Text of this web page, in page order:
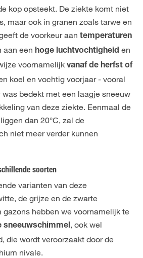
kop opsteekt. De ziekte komt niet
maar ook in granen zoals tarwe en
de voorkeur aan temperaturen
aan een hoge luchtvochtigheid en
voornamelijk vanaf de herfst of
koel en vochtig voorjaar - vooral
bedekt met een laagje sneeuw
van deze ziekte. Eenmaal de
dan 20°C, zal de
niet meer verder kunnen
soorten
varianten van deze
de grijze en de zwarte
hebben we voornamelijk te
sneeuwschimmel, ook wel
die wordt veroorzaakt door de
nivale.